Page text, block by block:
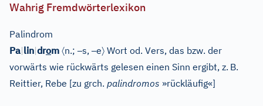
Wahrig Fremdwörterlexikon
Palindrom
Pa|lin|drom 〈n.;–s,–e〉 Wort od. Vers, das bzw. der
vorwärts wie rückwärts gelesen einen Sinn ergibt, z. B.
Reittier, Rebe [zu grch. palindromos »rückläufig«]